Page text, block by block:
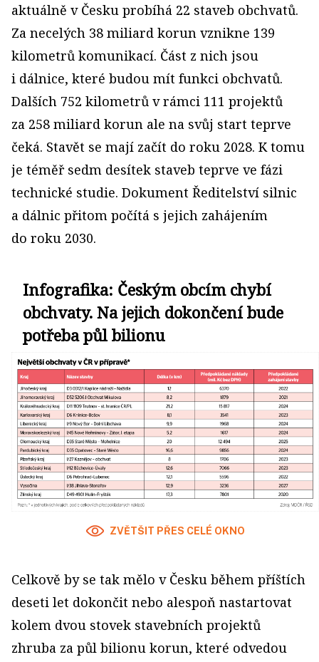
aktuálně v Česku probíhá 22 staveb obchvatů.
Za necelých 38 miliard korun vznikne 139
kilometrů komunikací. Část z nich jsou
i dálnice, které budou mít funkci obchvatů.
Dalších 752 kilometrů v rámci 111 projektů
za 258 miliard korun ale na svůj start teprve
čeká. Stavět se mají začít do roku 2028. K tomu
je téměř sedm desítek staveb teprve ve fázi
technické studie. Dokument Ředitelství silnic
a dálnic přitom počítá s jejich zahájením
do roku 2030.
Infografika: Českým obcím chybí
obchvaty. Na jejich dokončení bude
potřeba půl bilionu
ZVĚTŠIT PŘES CELÉ OKNO
Celkově by se tak mělo v Česku během příštích
deseti let dokončit nebo alespoň nastartovat
kolem dvou stovek stavebních projektů
zhruba za půl bilionu korun, které odvedou